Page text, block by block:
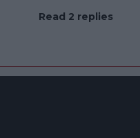
Read 2 replies